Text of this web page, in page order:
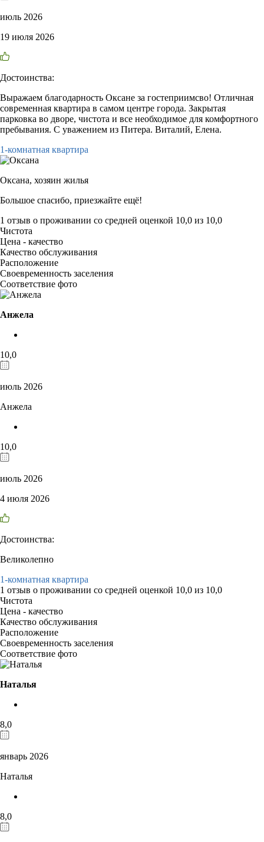
июль 2026
19 июля 2026
Достоинства:
Выражаем благодарность Оксане за гостеприимсво! Отличная
современная квартира в самом центре города. Закрытая
парковка во дворе, чистота и все необходимое для комфортного
пребывания. С уважением из Питера. Виталий, Елена.
1-комнатная квартира
Оксана, хозяин жилья
Большое спасибо, приезжайте ещё!
1 отзыв о проживании со средней оценкой 10,0 из 10,0
Чистота
Цена - качество
Качество обслуживания
Расположение
Своевременность заселения
Соответствие фото
Анжела
10,0
июль 2026
Анжела
10,0
июль 2026
4 июля 2026
Достоинства:
Великолепно
1-комнатная квартира
1 отзыв о проживании со средней оценкой 10,0 из 10,0
Чистота
Цена - качество
Качество обслуживания
Расположение
Своевременность заселения
Соответствие фото
Наталья
8,0
январь 2026
Наталья
8,0